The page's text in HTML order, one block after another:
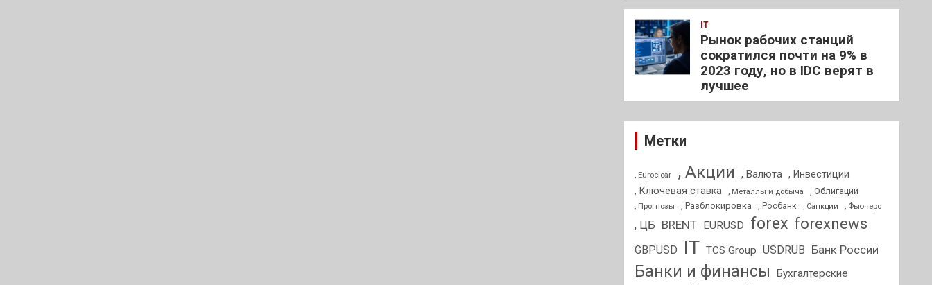
IT
Рынок рабочих станций
сократился почти на 9% в
2023 году, но в IDC верят в
лучшее
Метки
, Euroclear , Акции , Валюта , Инвестиции
, Ключевая ставка
, Металлы и добыча , Облигации
, Прогнозы , Разблокировка , Росбанк , Санкции , Фьючерс
, ЦБ BRENT EURUSD forex forexnews
GBPUSD IT TCS Group USDRUB Банк России
Банки и финансы
Бухгалтерские